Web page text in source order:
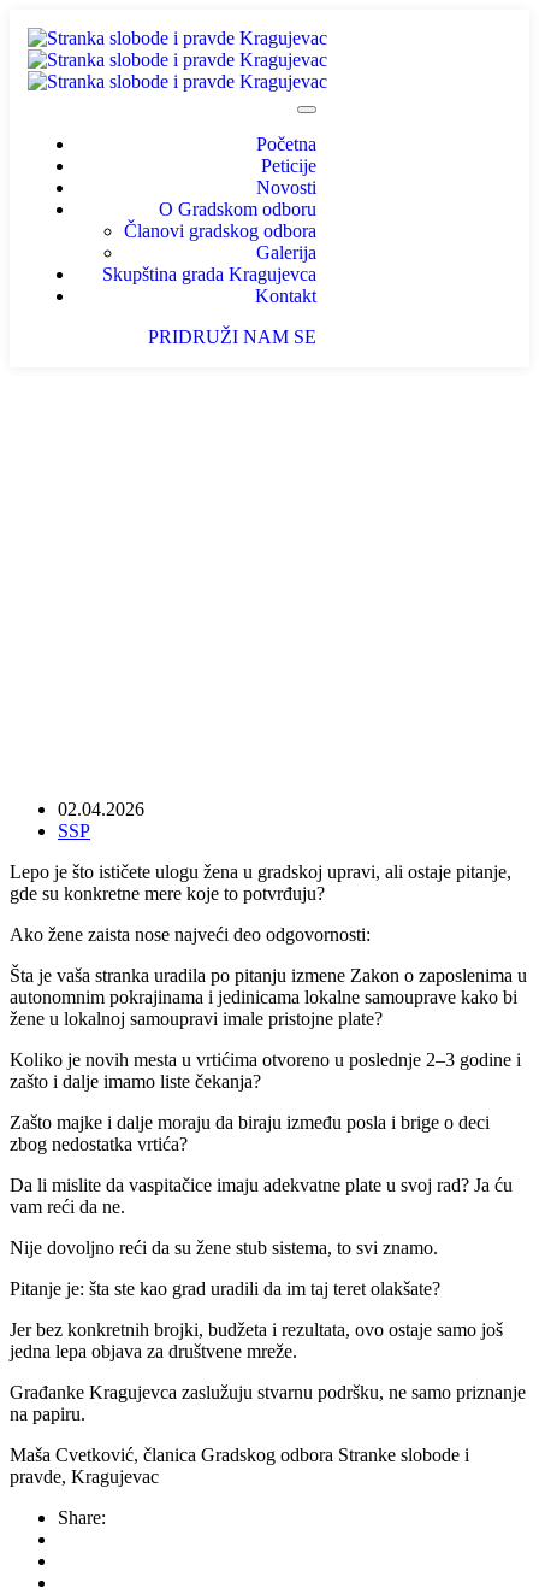
Početna
Peticije
Novosti
O Gradskom odboru
Članovi gradskog odbora
Galerija
Skupština grada Kragujevca
Kontakt
PRIDRUŽI NAM SE
02.04.2026
SSP
Lepo je što ističete ulogu žena u gradskoj upravi, ali ostaje pitanje,
gde su konkretne mere koje to potvrđuju?
Ako žene zaista nose najveći deo odgovornosti:
Šta je vaša stranka uradila po pitanju izmene Zakon o zaposlenima u
autonomnim pokrajinama i jedinicama lokalne samouprave kako bi
žene u lokalnoj samoupravi imale pristojne plate?
Koliko je novih mesta u vrtićima otvoreno u poslednje 2–3 godine i
zašto i dalje imamo liste čekanja?
Zašto majke i dalje moraju da biraju između posla i brige o deci
zbog nedostatka vrtića?
Da li mislite da vaspitačice imaju adekvatne plate u svoj rad? Ja ću
vam reći da ne.
Nije dovoljno reći da su žene stub sistema, to svi znamo.
Pitanje je: šta ste kao grad uradili da im taj teret olakšate?
Jer bez konkretnih brojki, budžeta i rezultata, ovo ostaje samo još
jedna lepa objava za društvene mreže.
Građanke Kragujevca zaslužuju stvarnu podršku, ne samo priznanje
na papiru.
Maša Cvetković, članica Gradskog odbora Stranke slobode i
pravde, Kragujevac
Share: